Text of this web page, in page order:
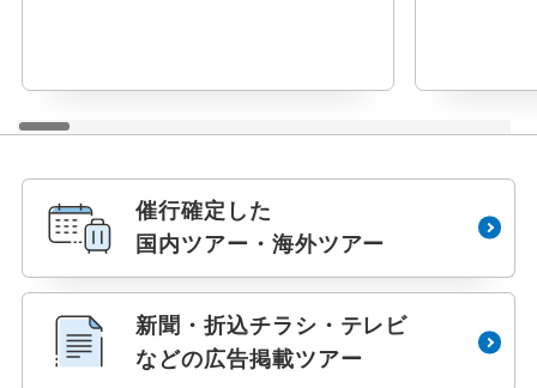
催行確定した
国内ツアー・海外ツアー
新聞・折込チラシ・テレビ
などの広告掲載ツアー